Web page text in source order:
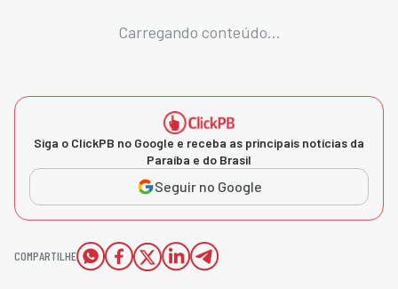
Carregando conteúdo...
Siga o ClickPB no Google e receba as principais notícias da
Paraíba e do Brasil
Seguir no Google
COMPARTILHE